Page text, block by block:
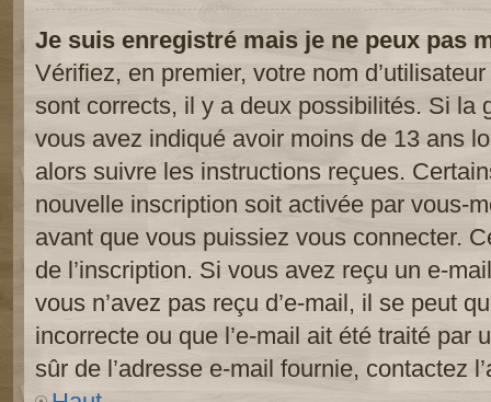
Je suis enregistré mais je ne peux pas
Vérifiez, en premier, votre nom
sont corrects, il y a deux possibilités. Si la
vous avez indiqué avoir moins de 13 ans
alors suivre les instructions reçues.
nouvelle inscription soit activée par vous-
avant que vous puissiez vous connecter.
de l’inscription. Si vous avez reçu un e-
vous n’avez pas reçu d’e-mail, il se peut
incorrecte ou que l’e-mail ait été traité par
sûr de l’adresse e-mail fournie, contactez